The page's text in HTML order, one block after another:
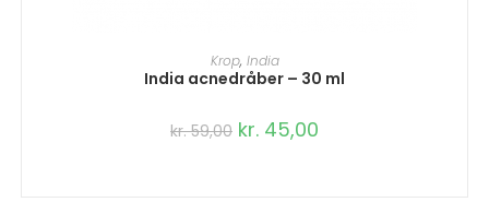
TILFØJ TIL KURV
Krop, India
India acnedråber – 30 ml
kr.59,00 kr. 45,00